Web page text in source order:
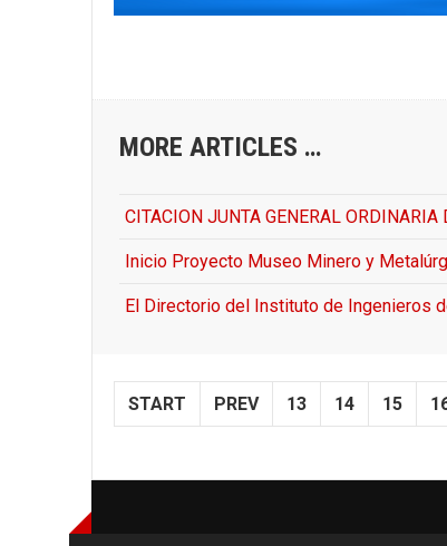
MORE ARTICLES …
CITACION JUNTA GENERAL
Inicio Proyecto Museo Minero y
El Directorio del Instituto de Ingenieros
START PREV 13 14 15